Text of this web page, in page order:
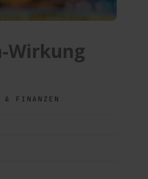
Wirkung
& FINANZEN